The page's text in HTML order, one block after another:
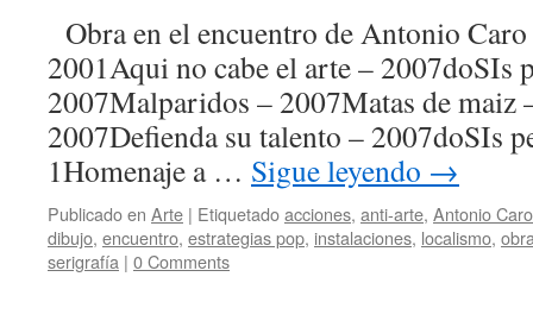
Obra en el encuentro de Antonio
2001Aqui no cabe el arte – 2007doSIs
2007Malparidos – 2007Matas de maiz
2007Defienda su talento – 2007doSIs
1Homenaje a … Sigue leyendo →
Publicado en Arte | Etiquetadoacciones, anti-arte, Antonio Caro
dibujo, encuentro, estrategias pop, instalaciones, localismo,
serigrafía | 0 Comments